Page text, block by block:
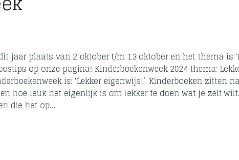
jaar plaats van 2 oktober t/m 13 oktober en het thema is
op onze pagina! Kinderboekenweek 2024 thema:
is: ‘Lekker eigenwijs!’. Kinderboeken zitten
hoe leuk het eigenlijk is om lekker te doen wat je zelf
die het op…